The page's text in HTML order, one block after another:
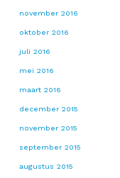
november 2016
oktober 2016
juli 2016
mei 2016
maart 2016
december 2015
november 2015
september 2015
augustus 2015